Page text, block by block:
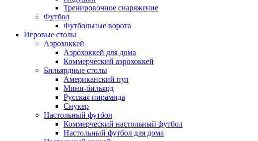
Тренировочное снаряжение
Футбол
Футбольные ворота
Игровые столы
Аэрохоккей
Аэрохоккей для дома
Коммерческий аэрохоккей
Бильярдные столы
Американский пул
Мини-бильярд
Русская пирамида
Снукер
Настольный футбол
Коммерческий настольный футбол
Настольный футбол для дома